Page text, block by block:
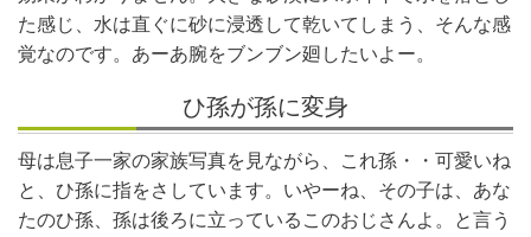
た感じ、水は直ぐに砂に浸透して乾いてしまう、そんな感
覚なのです。あーあ腕をブンブン廻したいよー。
ひ孫が孫に変身
母は息子一家の家族写真を見ながら、これ孫・・可愛いね
と、ひ孫に指をさしています。いやーね、その子は、あな
たのひ孫、孫は後ろに立っているこのおじさんよ。と言う